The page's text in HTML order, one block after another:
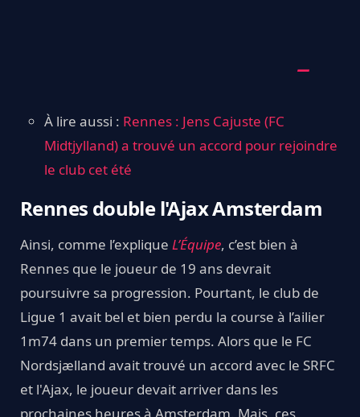
À lire aussi : Rennes : Jens Cajuste (FC
Midtjylland) a trouvé un accord pour rejoindre
le club cet été
Rennes double l'Ajax Amsterdam
Ainsi, comme l’explique L’Équipe, c’est bien à
Rennes que le joueur de 19 ans devrait
poursuivre sa progression. Pourtant, le club de
Ligue 1 avait bel et bien perdu la course à l’ailier
1m74 dans un premier temps. Alors que le FC
Nordsjælland avait trouvé un accord avec le SRFC
et l'Ajax, le joueur devait arriver dans les